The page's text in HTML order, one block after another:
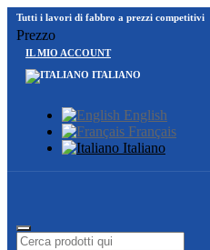
Tutti i lavori di fabbro a prezzi competitivi
Prezzo
IL MIO ACCOUNT
ITALIANO
English
Français
Italiano